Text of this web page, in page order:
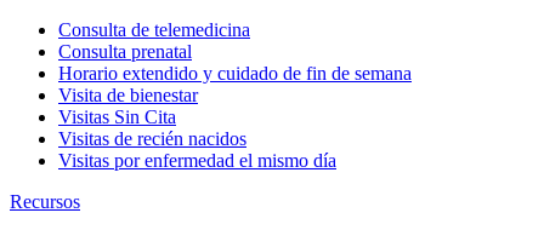
Consulta de telemedicina
Consulta prenatal
Horario extendido y cuidado de fin de semana
Visita de bienestar
Visitas Sin Cita
Visitas de recién nacidos
Visitas por enfermedad el mismo día
Recursos